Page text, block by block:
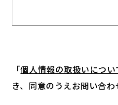
「個人情報の取扱いについ
き、同意のうえお問い合わ